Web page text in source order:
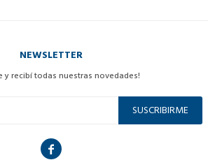
NEWSLETTER
y recibí todas nuestras novedades!
SUSCRIBIRME
